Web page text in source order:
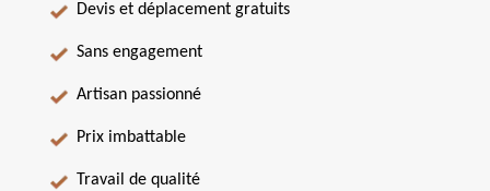
Devis et déplacement gratuits
Sans engagement
Artisan passionné
Prix imbattable
Travail de qualité